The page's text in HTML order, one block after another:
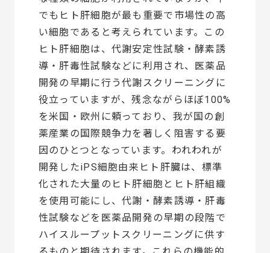
でもヒト肝細胞が最も重要で市場性の高
い細胞であると考えられています。この
ヒト肝細胞は、代謝安定性試験・酵素誘
導・肝毒性試験などに利用され、医薬品
開発の早期に行う代謝スクリーニングに
役立っていますが、残念ながらほぼ100%
を米国・欧州に頼っており、我が国の創
薬産業の国際競争力を著しく阻害する要
因のひとつとなっています。われわれが
開発したiPS細胞由来ヒト肝臓は、標準
化された大量のヒト肝細胞とヒト肝組織
を使用可能にし、代謝・酵素誘導・肝毒
性試験などを医薬品開発の早期の段階で
ハイスループットスクリーニングに供す